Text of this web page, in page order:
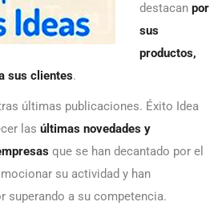
destacan por
sus
productos,
sus clientes.
últimas publicaciones. Éxito Idea
las últimas novedades y
que se han decantado por el
su actividad y han
superando a su competencia.